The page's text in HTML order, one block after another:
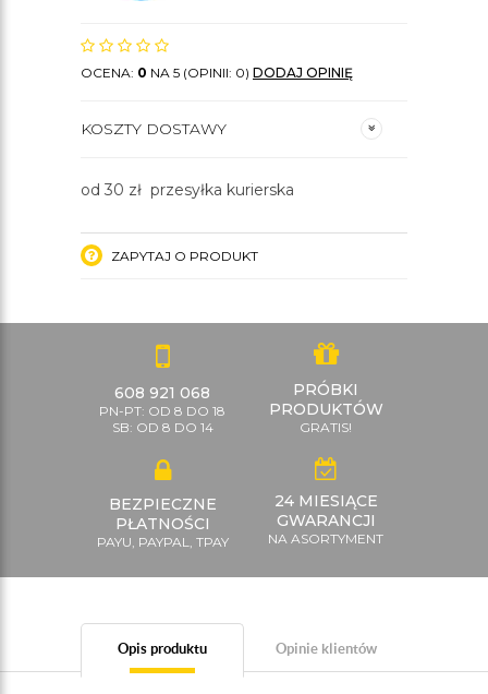
OCENA: 0 NA 5 (OPINII: 0) DODAJ OPINIĘ
KOSZTY DOSTAWY
od 30 zł przesyłka kurierska
ZAPYTAJ O PRODUKT
608 921 068
PN-PT: OD 8 DO 18
SB: OD 8 DO 14
PRÓBKI
PRODUKTÓW
GRATIS!
BEZPIECZNE
PŁATNOŚCI
PAYU, PAYPAL, TPAY
24 MIESIĄCE
GWARANCJI
NA ASORTYMENT
Opis produktu Opinie klientów